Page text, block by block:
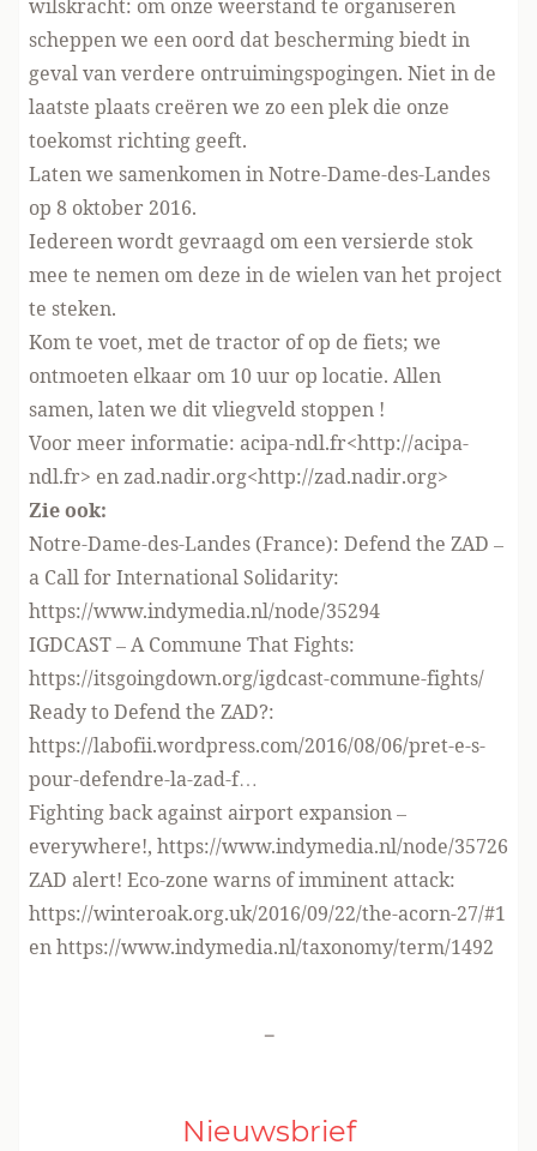
wilskracht: om onze weerstand te organiseren
scheppen we een oord dat bescherming biedt in
geval van verdere ontruimingspogingen. Niet in de
laatste plaats creëren we zo een plek die onze
toekomst richting geeft.
Laten we samenkomen in Notre-Dame-des-Landes
op 8 oktober 2016.
Iedereen wordt gevraagd om een versierde stok
mee te nemen om deze in de wielen van het project
te steken.
Kom te voet, met de tractor of op de fiets; we
ontmoeten elkaar om 10 uur op locatie. Allen
samen, laten we dit vliegveld stoppen !
Voor meer informatie: acipa-ndl.fr<http://acipa-
ndl.fr> en zad.nadir.org<http://zad.nadir.org>
Zie ook:
Notre-Dame-des-Landes (France): Defend the ZAD –
a Call for International Solidarity:
https://www.indymedia.nl/node/35294
IGDCAST – A Commune That Fights:
https://itsgoingdown.org/igdcast-commune-fights/
Ready to Defend the ZAD?:
https://labofii.wordpress.com/2016/08/06/pret-e-s-
pour-defendre-la-zad-f…
Fighting back against airport expansion –
everywhere!, https://www.indymedia.nl/node/35726
ZAD alert! Eco-zone warns of imminent attack:
https://winteroak.org.uk/2016/09/22/the-acorn-27/#1
enhttps://www.indymedia.nl/taxonomy/term/1492
-
Nieuwsbrief